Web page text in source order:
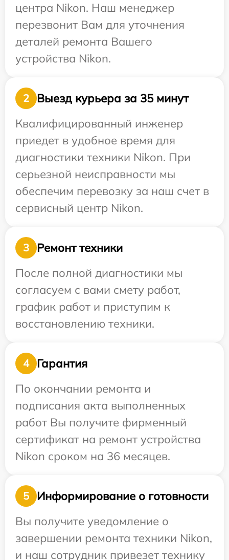
центра Nikon. Наш менеджер
перезвонит Вам для уточнения
деталей ремонта Вашего
устройства Nikon.
2
Выезд курьера за 35 минут
Квалифицированный инженер
приедет в удобное время для
диагностики техники Nikon. При
серьезной неисправности мы
обеспечим перевозку за наш счет в
сервисный центр Nikon.
3
Ремонт техники
После полной диагностики мы
согласуем с вами смету работ,
график работ и приступим к
восстановлению техники.
4
Гарантия
По окончании ремонта и
подписания акта выполненных
работ Вы получите фирменный
сертификат на ремонт устройства
Nikon сроком на 36 месяцев.
5
Информирование о готовности
Вы получите уведомление о
завершении ремонта техники Nikon,
и наш сотрудник привезет технику